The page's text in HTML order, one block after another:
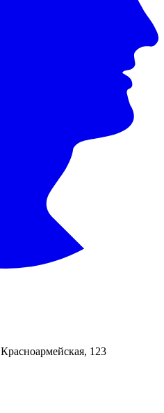
Красноармейская, 123